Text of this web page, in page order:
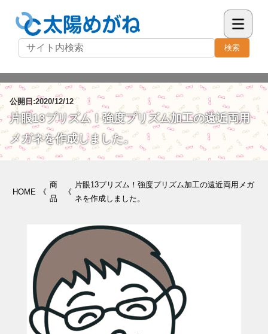
検索
公開日:2020/12/12
片眼13プリズム！強度プリズム加工の遠近両用
メガネを作成しました。
HOME 《
商
品
《
片眼13プリズム！強度プリズム加工の遠近両用メガ
ネを作成しました。